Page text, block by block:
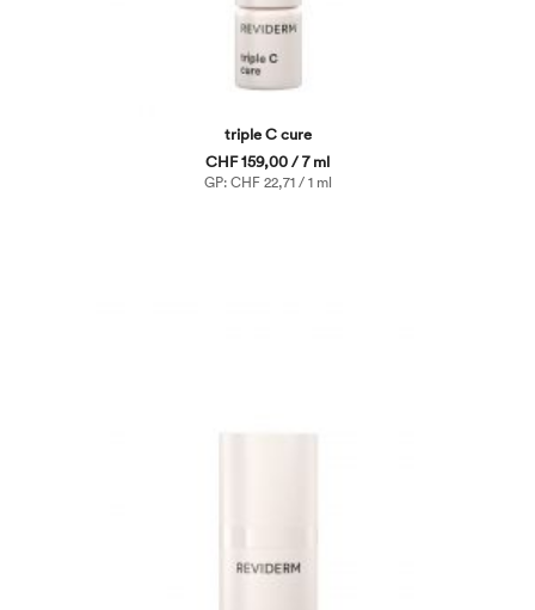
triple C cure
CHF 159,00 / 7 ml
GP: CHF 22,71 / 1 ml